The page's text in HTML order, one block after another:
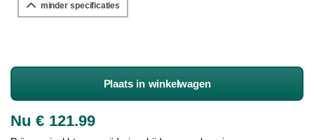
minder specificaties
Plaats in winkelwagen
Nu € 121.99